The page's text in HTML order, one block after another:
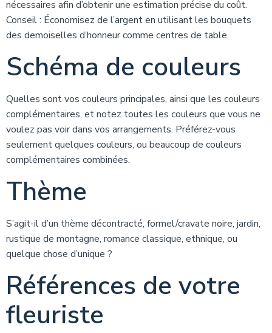
nécessaires afin d’obtenir une estimation précise du coût.
Conseil : Économisez de l’argent en utilisant les bouquets
des demoiselles d’honneur comme centres de table.
Schéma de couleurs
Quelles sont vos couleurs principales, ainsi que les couleurs
complémentaires, et notez toutes les couleurs que vous ne
voulez pas voir dans vos arrangements. Préférez-vous
seulement quelques couleurs, ou beaucoup de couleurs
complémentaires combinées.
Thème
S’agit-il d’un thème décontracté, formel/cravate noire, jardin,
rustique de montagne, romance classique, ethnique, ou
quelque chose d’unique ?
Références de votre
fleuriste